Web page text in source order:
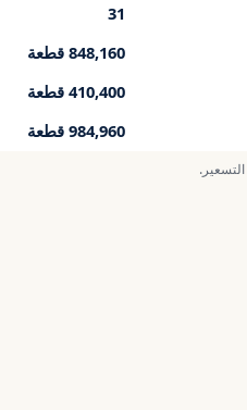
31
848,160 قطعة
410,400 قطعة
984,960 قطعة